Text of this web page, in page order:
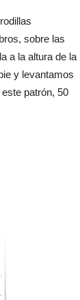
sobre las
a la altura de la
y levantamos
patrón, 50